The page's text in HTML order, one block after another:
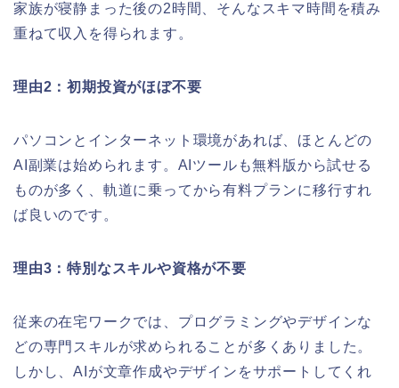
家族が寝静まった後の2時間、そんなスキマ時間を積み
重ねて収入を得られます。
理由2：初期投資がほぼ不要
パソコンとインターネット環境があれば、ほとんどの
AI副業は始められます。AIツールも無料版から試せる
ものが多く、軌道に乗ってから有料プランに移行すれ
ば良いのです。
理由3：特別なスキルや資格が不要
従来の在宅ワークでは、プログラミングやデザインな
どの専門スキルが求められることが多くありました。
しかし、AIが文章作成やデザインをサポートしてくれ